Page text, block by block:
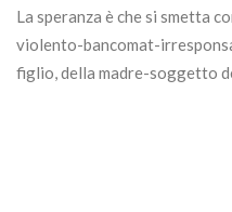
La speranza è che si smetta
violento-bancomat-
figlio, della madre-soggetto